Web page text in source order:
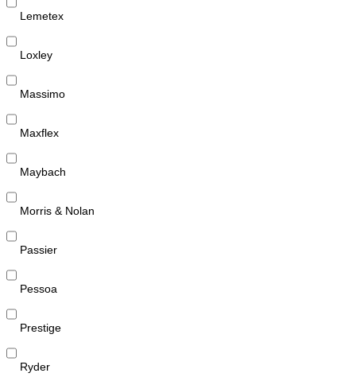
Lemetex
Loxley
Massimo
Maxflex
Maybach
Morris & Nolan
Passier
Pessoa
Prestige
Ryder